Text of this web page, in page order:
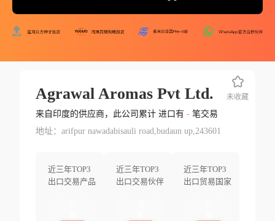
Agrawal Aromas Pvt Ltd.
来自印度的供应商，此公司累计 进口有 -笔交易
地址：arifpur nawadabisauli road,budaun up,243601
近三年TOP3
出口交易产品
近三年TOP3
出口交易伙伴
近三年TOP3
出口贸易国家
未收藏